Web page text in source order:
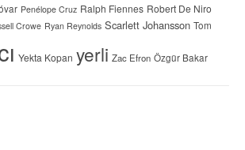
Penélope Cruz Ralph Fiennes Robert De Niro
Crowe Ryan Reynolds Scarlett Johansson Tom
Yekta Kopan yerli Zac Efron Özgür Bakar